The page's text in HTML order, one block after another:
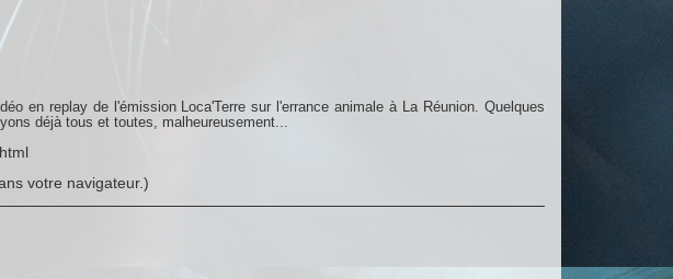
en replay de l'émission Loca'Terre sur l'errance animale à La Réunion. Quelques
déjà tous et toutes, malheureusement...
votre navigateur.)